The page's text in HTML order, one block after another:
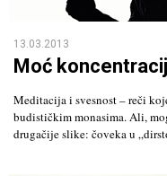
13.03.2013
Moć
Meditacija i svesnost – reči
budističkim monasima. Ali,
drugačije slike: čoveka u